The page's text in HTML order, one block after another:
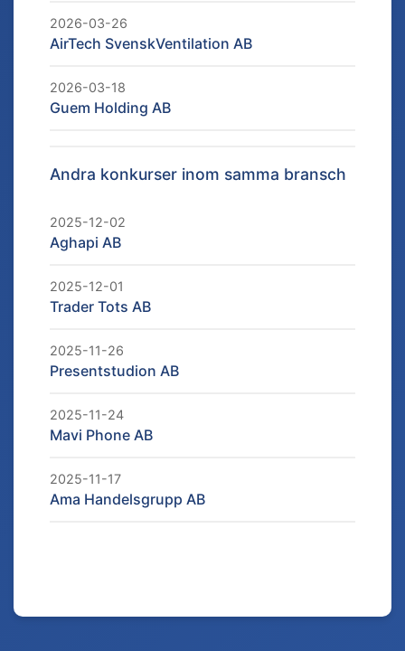
2026-03-26
AirTech SvenskVentilation AB
2026-03-18
Guem Holding AB
Andra konkurser inom samma bransch
2025-12-02
Aghapi AB
2025-12-01
Trader Tots AB
2025-11-26
Presentstudion AB
2025-11-24
Mavi Phone AB
2025-11-17
Ama Handelsgrupp AB